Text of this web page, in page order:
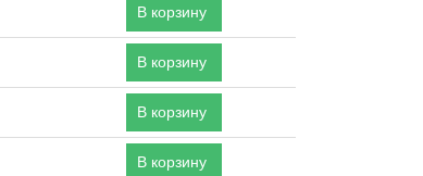
В корзину
В корзину
В корзину
В корзину